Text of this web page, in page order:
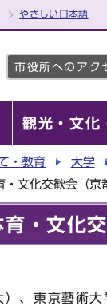
やさしい日本語
市役所へのアク
観光・文化
・教育 大学
文化交歓会（京
・文化交
、東京藝術